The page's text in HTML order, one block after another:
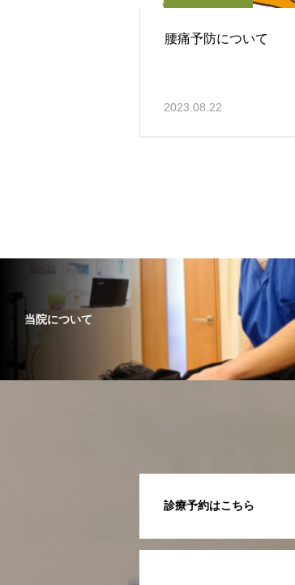
腰痛予防について
2023.08.22
当院について
診療予約はこちら